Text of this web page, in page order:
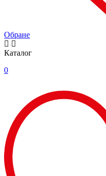
Обране
Каталог
0